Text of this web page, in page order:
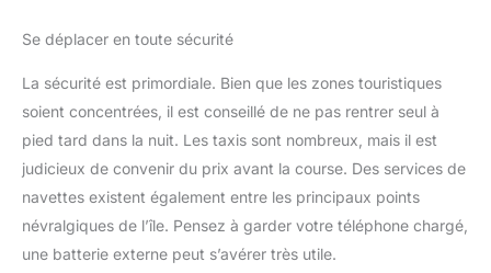
Se déplacer en toute sécurité
La sécurité est primordiale. Bien que les zones touristiques
soient concentrées, il est conseillé de ne pas rentrer seul à
pied tard dans la nuit. Les taxis sont nombreux, mais il est
judicieux de convenir du prix avant la course. Des services de
navettes existent également entre les principaux points
névralgiques de l’île. Pensez à garder votre téléphone chargé,
une batterie externe peut s’avérer très utile.